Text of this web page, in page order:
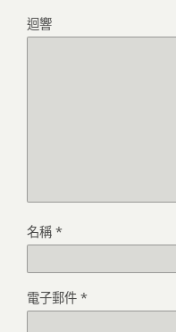
迴響
名稱 *
電子郵件 *